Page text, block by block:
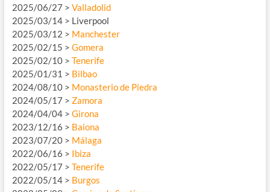
2025/06/27 > Valladolid
2025/03/14 > Liverpool
2025/03/12 > Manchester
2025/02/15 > Gomera
2025/02/10 > Tenerife
2025/01/31 > Bilbao
2024/08/10 > Monasterio de Piedra
2024/05/17 > Zamora
2024/04/04 > Girona
2023/12/16 > Baiona
2023/07/20 > Málaga
2022/06/16 > Ibiza
2022/05/17 > Tenerife
2022/05/14 > Burgos